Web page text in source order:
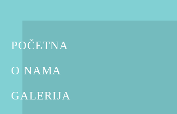
POČETNA
O NAMA
GALERIJA